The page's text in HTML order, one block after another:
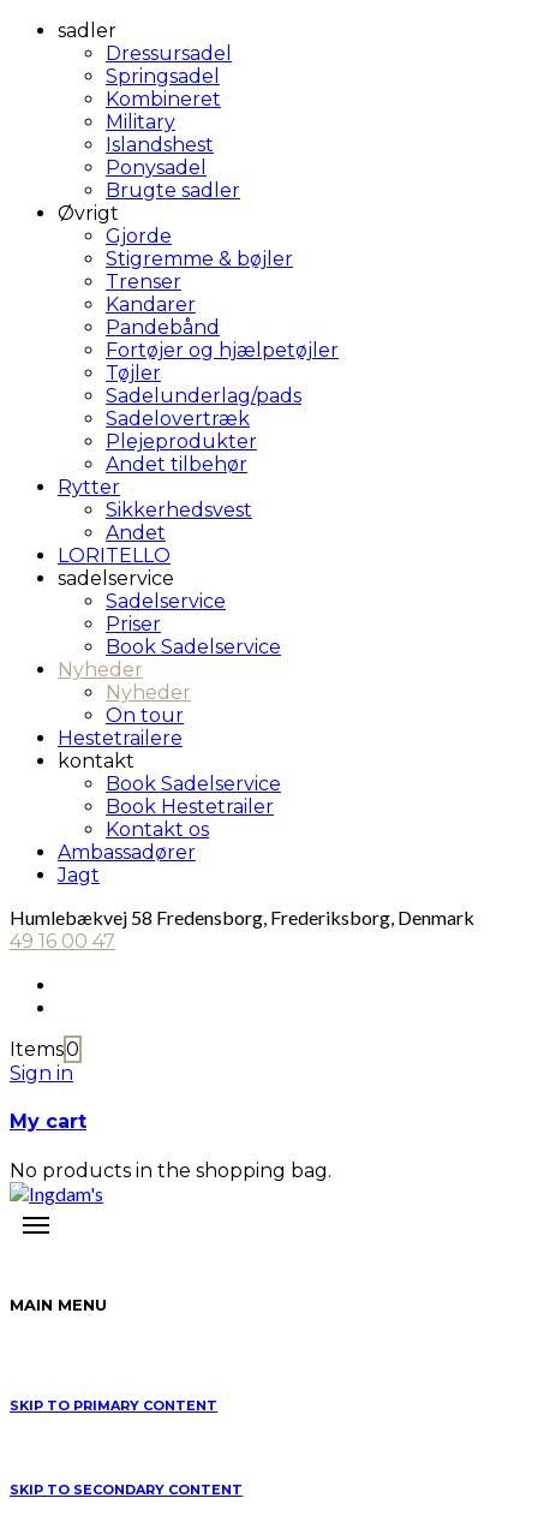
sadler
Dressursadel
Springsadel
Kombineret
Military
Islandshest
Ponysadel
Brugte sadler
Øvrigt
Gjorde
Stigremme & bøjler
Trenser
Kandarer
Pandebånd
Fortøjer og hjælpetøjler
Tøjler
Sadelunderlag/pads
Sadelovertræk
Plejeprodukter
Andet tilbehør
Rytter
Sikkerhedsvest
Andet
LORITELLO
sadelservice
Sadelservice
Priser
Book Sadelservice
Nyheder
Nyheder
On tour
Hestetrailere
kontakt
Book Sadelservice
Book Hestetrailer
Kontakt os
Ambassadører
Jagt
Humlebækvej 58 Fredensborg, Frederiksborg, Denmark
49 16 00 47
Items0
Sign in
My cart
No products in the shopping bag.
MAIN MENU
SKIP TO PRIMARY CONTENT
SKIP TO SECONDARY CONTENT